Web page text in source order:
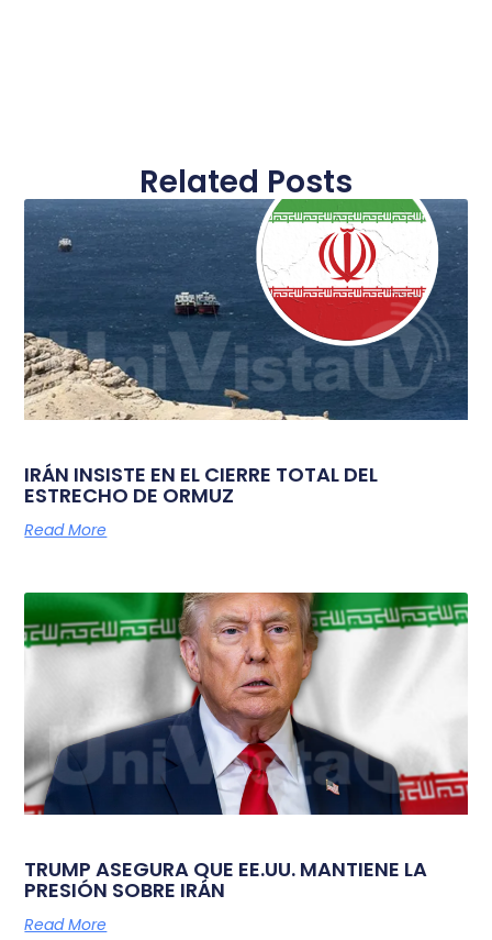
Related Posts
IRÁN INSISTE EN EL CIERRE TOTAL DEL
ESTRECHO DE ORMUZ
Read More
TRUMP ASEGURA QUE EE.UU. MANTIENE LA
PRESIÓN SOBRE IRÁN
Read More